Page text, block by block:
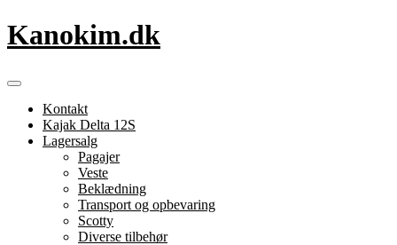
Videre
til
Kanokim.dk
Flip
navigationKontakt
Kajak Delta 12S
Lagersalg
Pagajer
Veste
Beklædning
Transport og opbevaring
Scotty
Diverse tilbehør